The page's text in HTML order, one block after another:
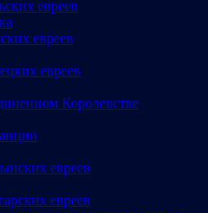
евреев
евреев
евреев
Королевстве
евреев
евреев